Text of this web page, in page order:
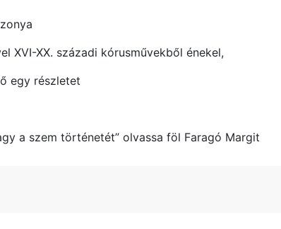
XVI-XX. századi kórusművekből énekel,
egy részletet
a szem történetét” olvassa föl Faragó Margit